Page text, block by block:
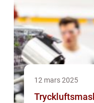
12 mars 2025